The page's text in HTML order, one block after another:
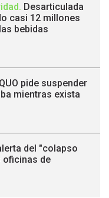
. Desarticulada
casi 12 millones
bebidas
pide suspender
mientras exista
del "colapso
oficinas de